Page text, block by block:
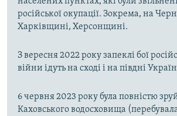
російської окупації. Зокрема, на
Харківщині, Херсонщині.
З вересня 2022 року запеклі бої
війни ідуть на сході і на півдні
6 червня 2023 року була повністю
Каховського водосховища